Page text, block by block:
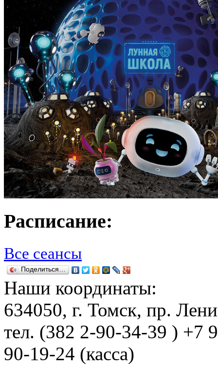
Расписание:
Все сеансы
Поделиться…
Наши координаты:
634050, г. Томск, пр.
тел. (382 2-90-34-39 ) +7
90-19-24 (касса)